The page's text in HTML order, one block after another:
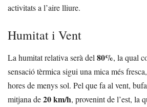
activitats a l’aire lliure.
Humitat i Vent
La humitat relativa serà del80%, la qual
sensació tèrmica sigui una mica més
hores de menys sol. Pel que fa al vent,
mitjana de20 km/h, provenint de l’est, la